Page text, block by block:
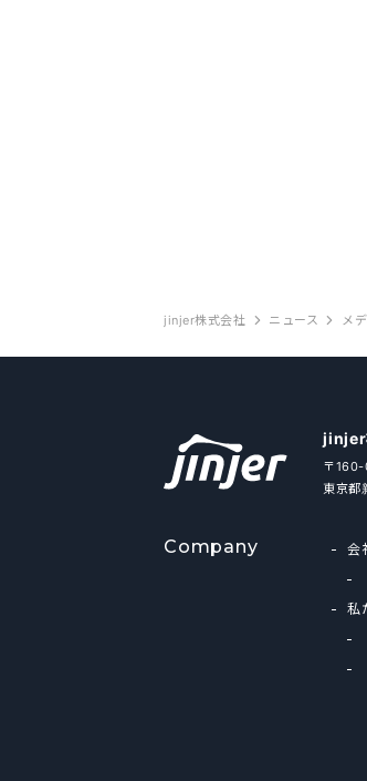
jinjer株式会社 ニュース メ
jinjer
〒
東京都
Company
会
私